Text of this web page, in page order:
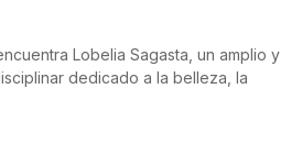
Lobelia Sagasta, un amplio y
dedicado a la belleza, la